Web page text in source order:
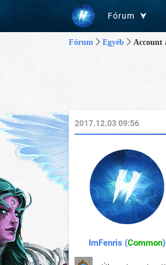
Fórum
Fórum Egyéb Account
2017.12.03 09:56
ImFenris (Common)